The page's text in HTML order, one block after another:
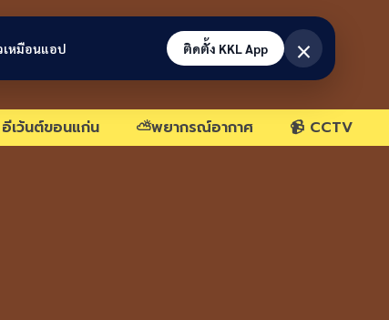
อนแก่นลิงก์
อีเว้นต์ขอนแก่น ⛅พยากรณ์อากาศ 📹 CCTV
เหมือนแอป ติดตั้ง KKL App ×